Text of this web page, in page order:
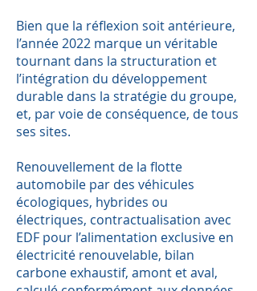
Bien que la réflexion soit antérieure,
l’année 2022 marque un véritable
tournant dans la structuration et
l’intégration du développement
durable dans la stratégie du groupe,
et, par voie de conséquence, de tous
ses sites.
Renouvellement de la flotte
automobile par des véhicules
écologiques, hybrides ou
électriques, contractualisation avec
EDF pour l’alimentation exclusive en
électricité renouvelable, bilan
carbone exhaustif, amont et aval,